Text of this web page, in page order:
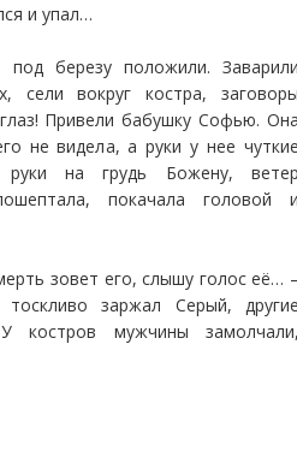
и упал…
березу положили.
сели вокруг костра,
Привели бабушку Софью.
не видела, а руки у нее
на грудь Божену,
покачала головой
зовет его, слышу голос её…
заржал Серый,
костров мужчины